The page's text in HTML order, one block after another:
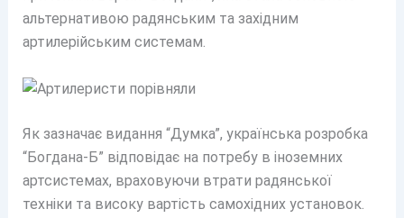
альтернативою радянським та західним
артилерійським системам.
Як зазначає видання “Думка”, українська розробка
“Богдана-Б” відповідає на потребу в іноземних
артсистемах, враховуючи втрати радянської
техніки та високу вартість самохідних установок.